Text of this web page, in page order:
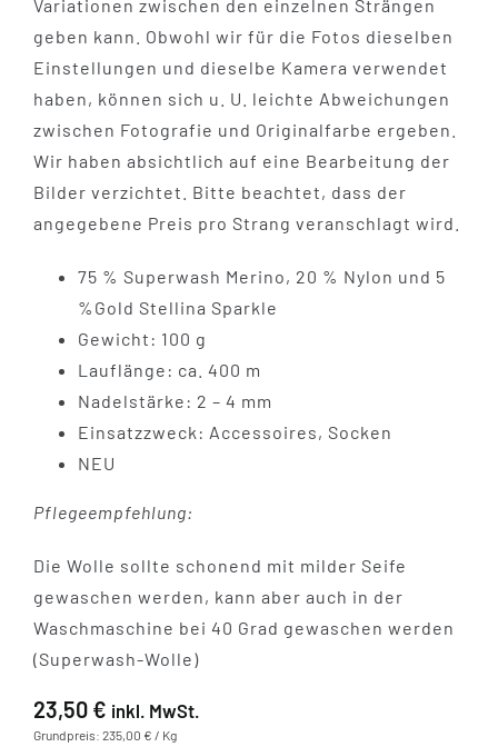
Variationen zwischen den einzelnen Strängen
geben kann. Obwohl wir für die Fotos dieselben
Einstellungen und dieselbe Kamera verwendet
haben, können sich u. U. leichte Abweichungen
zwischen Fotografie und Originalfarbe ergeben.
Wir haben absichtlich auf eine Bearbeitung der
Bilder verzichtet. Bitte beachtet, dass der
angegebene Preis pro Strang veranschlagt wird.
75 % Superwash Merino, 20 % Nylon und 5
%Gold Stellina Sparkle
Gewicht: 100 g
Lauflänge: ca. 400 m
Nadelstärke: 2 – 4 mm
Einsatzzweck: Accessoires, Socken
NEU
Pflegeempfehlung:
Die Wolle sollte schonend mit milder Seife
gewaschen werden, kann aber auch in der
Waschmaschine bei 40 Grad gewaschen werden
(Superwash-Wolle)
23,50 € inkl. MwSt.
Grundpreis: 235,00 € / Kg